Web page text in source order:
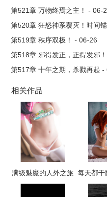
第521章 万物终焉之主！ - 06-
第520章 狂怒神系覆灭！时间
第519章 秩序双极！ - 06-26
第518章 邪得发正，正得发邪
第517章 十年之期，杀戮再起 -
相关作品
满级魅魔的人外之旅 每天都干